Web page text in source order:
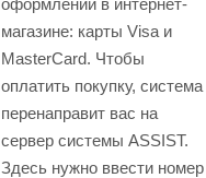
оформлении в интернет-
магазине: карты Visa и
MasterCard. Чтобы
оплатить покупку, система
перенаправит вас на
сервер системы ASSIST.
Здесь нужно ввести номер